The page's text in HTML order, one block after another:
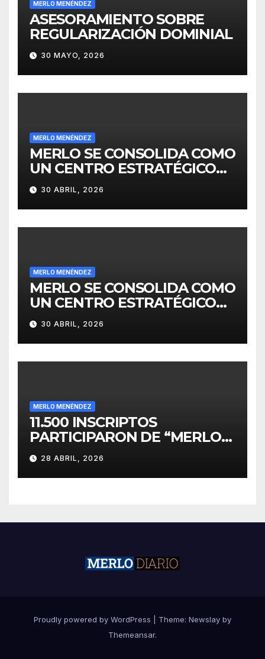
MERLO MENÉNDEZ
ASESORAMIENTO SOBRE
REGULARIZACIÓN DOMINIAL
30 MAYO, 2026
MERLO MENÉNDEZ
MERLO SE CONSOLIDA COMO
UN CENTRO ESTRATÉGICO
PARA EL DESARROLLO DE
INVERSIONES
30 ABRIL, 2026
MERLO MENÉNDEZ
MERLO SE CONSOLIDA COMO
UN CENTRO ESTRATÉGICO
PARA EL DESARROLLO DE
INVERSIONES
30 ABRIL, 2026
MERLO MENÉNDEZ
11.500 INSCRIPTOS
PARTICIPARON DE “MERLO
CORRE POR MALVINAS”
28 ABRIL, 2026
Proudly powered by WordPress Theme: Newslay by
Themeansar.